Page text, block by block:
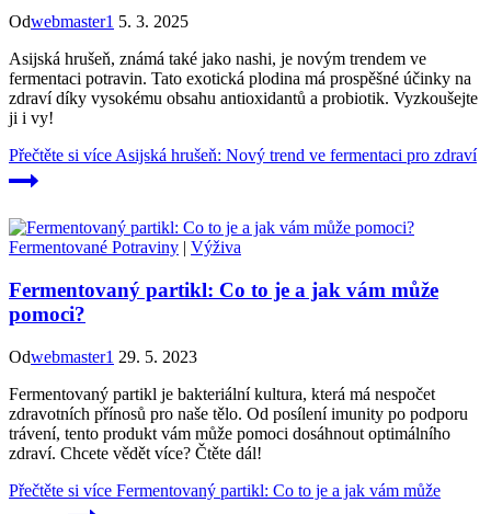
Odwebmaster1 5. 3. 2025
Asijská hrušeň, známá také jako nashi, je novým trendem ve
fermentaci potravin. Tato exotická plodina má prospěšné účinky na
zdraví díky vysokému obsahu antioxidantů a probiotik. Vyzkoušejte
ji i vy!
Přečtěte si více Asijská hrušeň: Nový trend ve fermentaci pro zdraví
Fermentované Potraviny | Výživa
Fermentovaný partikl: Co to je a jak vám může
pomoci?
Odwebmaster1 29. 5. 2023
Fermentovaný partikl je bakteriální kultura, která má nespočet
zdravotních přínosů pro naše tělo. Od posílení imunity po podporu
trávení, tento produkt vám může pomoci dosáhnout optimálního
zdraví. Chcete vědět více? Čtěte dál!
Přečtěte si více Fermentovaný partikl: Co to je a jak vám může